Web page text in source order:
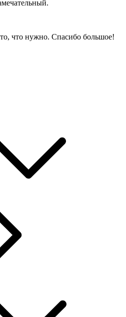
что нужно. Спасибо большое!